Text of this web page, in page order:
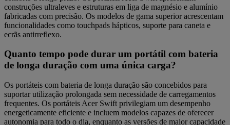
construções ultraleves e estruturas em liga de magnésio e alumínio
fabricadas com precisão. Os modelos de gama superior acrescentam
funcionalidades como touchpads hápticos, suporte para caneta e
ecrãs antirreflexo.
Quanto tempo pode durar um portátil com bateria
de longa duração com uma única carga?
Os portáteis com bateria de longa duração são concebidos para
suportar utilização prolongada sem necessidade de carregamentos
frequentes. Os portáteis Acer Swift privilegiam um desempenho
energeticamente eficiente e incluem modelos capazes de oferecer
autonomia para todo o dia, enquanto as versões de maior capacidade